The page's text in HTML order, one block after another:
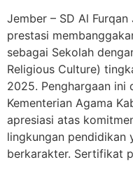
Jember – SD Al
prestasi
sebagai Sekolah
Religious Culture)
2025. Penghargaan ini
Kementerian Agama
apresiasi atas
lingkungan pendidikan
berkarakter. Sertifikat